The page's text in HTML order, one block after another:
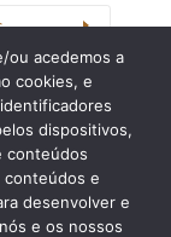
ou acedemos a
cookies, e
dispositivos,
conteúdos
conteúdos e
desenvolver e
e os nossos